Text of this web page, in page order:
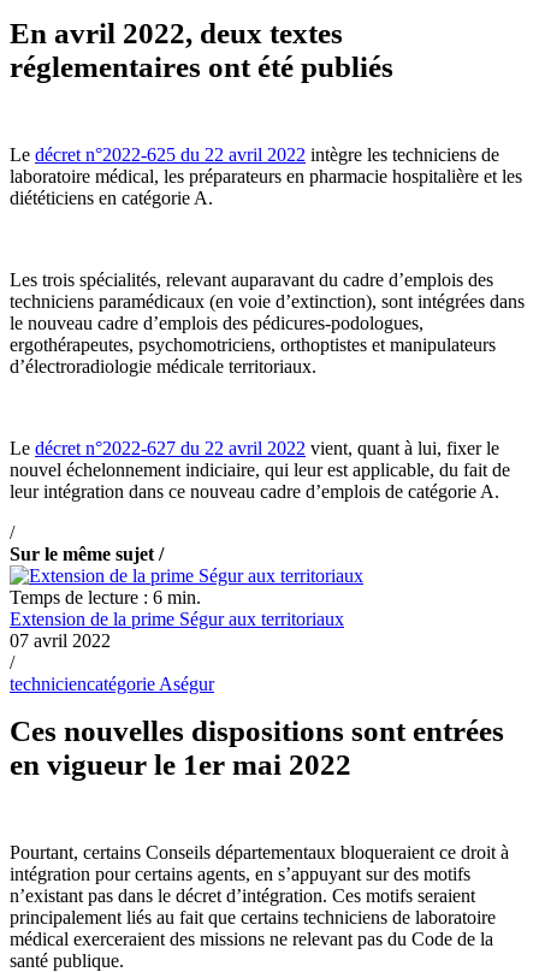
En avril 2022, deux textes
réglementaires ont été publiés
Le décret n°2022-625 du 22 avril 2022 intègre les techniciens de
laboratoire médical, les préparateurs en pharmacie hospitalière et les
diététiciens en catégorie A.
Les trois spécialités, relevant auparavant du cadre d’emplois des
techniciens paramédicaux (en voie d’extinction), sont intégrées dans
le nouveau cadre d’emplois des pédicures-podologues,
ergothérapeutes, psychomotriciens, orthoptistes et manipulateurs
d’électroradiologie médicale territoriaux.
Le décret n°2022-627 du 22 avril 2022 vient, quant à lui, fixer le
nouvel échelonnement indiciaire, qui leur est applicable, du fait de
leur intégration dans ce nouveau cadre d’emplois de catégorie A.
/
Sur le même sujet /
Temps de lecture : 6 min.
Extension de la prime Ségur aux territoriaux
07 avril 2022
/
techniciencatégorie Aségur
Ces nouvelles dispositions sont entrées
en vigueur le 1er mai 2022
Pourtant, certains Conseils départementaux bloqueraient ce droit à
intégration pour certains agents, en s’appuyant sur des motifs
n’existant pas dans le décret d’intégration. Ces motifs seraient
principalement liés au fait que certains techniciens de laboratoire
médical exerceraient des missions ne relevant pas du Code de la
santé publique.